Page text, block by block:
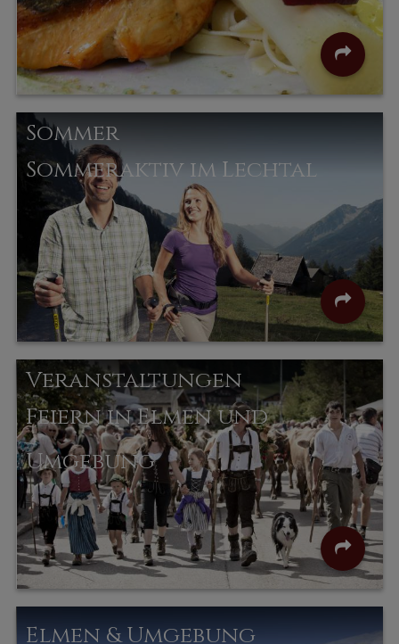
Sommer
Sommeraktiv im Lechtal
Veranstaltungen
Feiern in Elmen und
Umgebung
Elmen & Umgebung